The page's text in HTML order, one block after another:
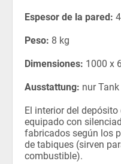
Espesor de la pared:
Peso: 8 kg
Dimensiones: 1000 x
Ausstattung: nur Tank
El interior del
equipado con
fabricados según los
de tabiques (sirven
combustible).